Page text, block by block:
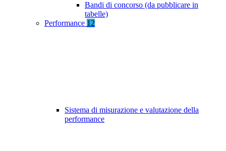
Bandi di concorso (da pubblicare in
tabelle)
Performance 12
Sistema di misurazione e valutazione della
performance